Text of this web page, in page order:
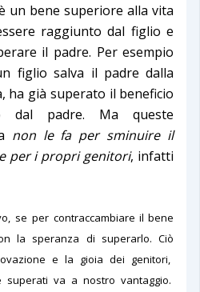
un bene superiore alla vita
raggiunto dal figlio e
il padre. Per esempio
figlio salva il padre dalla
ha già superato il beneficio
dal padre. Ma queste
non le fa per sminuire il
per i propri genitori, infatti
se per contraccambiare il bene
la speranza di superarlo.Ciò
e la gioia dei genitori,
superati va a nostro vantaggio.